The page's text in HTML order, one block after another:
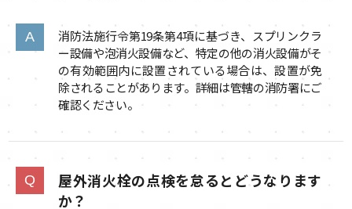
消防法施行令第19条第4項に基づき、スプリンクラ
ー設備や泡消火設備など、特定の他の消火設備がそ
の有効範囲内に設置されている場合は、設置が免
除されることがあります。詳細は管轄の消防署にご
確認ください。
屋外消火栓の点検を怠るとどうなります
か？